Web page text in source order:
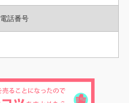
電話番号